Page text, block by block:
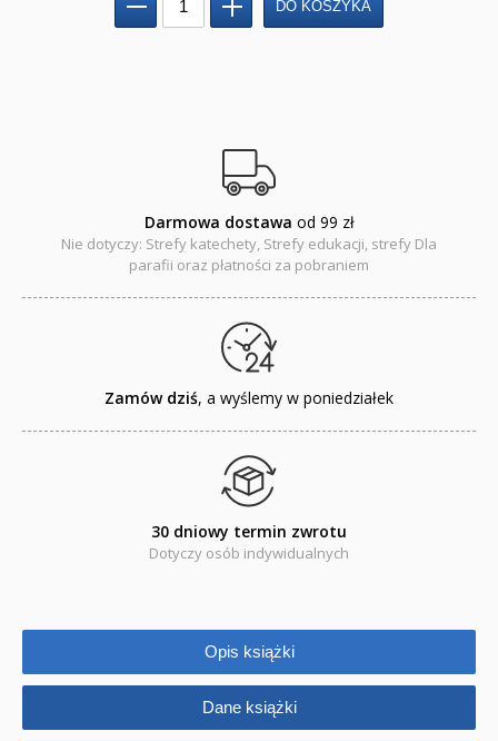
NOWOŚCI
KAKADU - książki interaktywne z piórem
POP-UP
Adwent i Boże Narodzenie
Baśnie, bajki
Encyklopedie, leksykony
Emocje i wartości
Kreatywne zabawy
Książki religijne dla dzieci
Darmowa dostawa od 99 zł
Nie dotyczy: Strefy katechety, Strefy edukacji, strefy Dla
parafii oraz płatności za pobraniem
Zamów dziś, a wyślemy w poniedziałek
30 dniowy termin zwrotu
Dotyczy osób indywidualnych
Opis książki
Dane książki